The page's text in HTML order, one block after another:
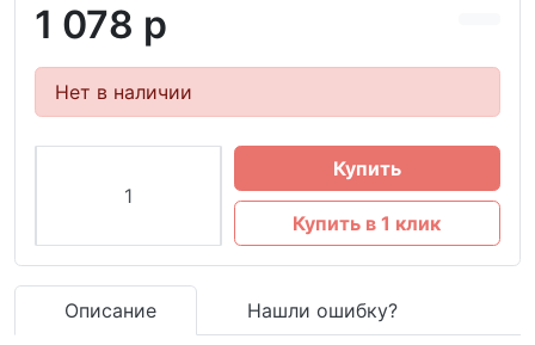
1 078 р
Нет в наличии
Купить
Купить в 1 клик
Описание Нашли ошибку?